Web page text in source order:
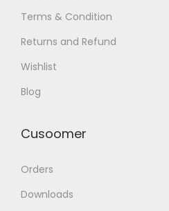
Terms & Condition
Returns and Refund
Wishlist
Blog
Cusoomer
Orders
Downloads